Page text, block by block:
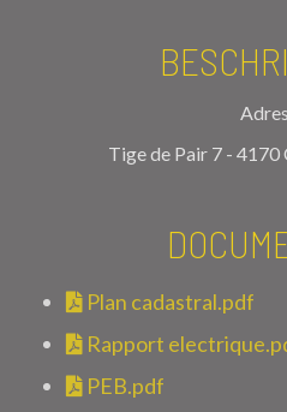
Tige de Pair 7 -
Plan cadastral.pdf
Rapport
PEB.pdf